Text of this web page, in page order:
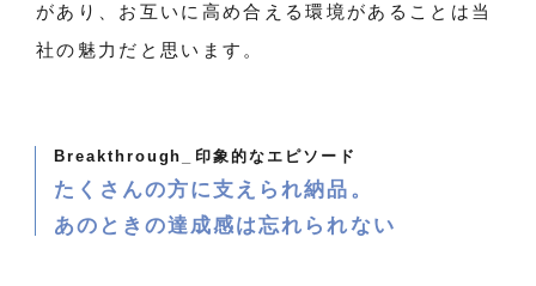
があり、お互いに高め合える環境があることは当
社の魅力だと思います。
Breakthrough_ 印象的なエピソード
たくさんの方に支えられ納品。
あのときの達成感は忘れられない